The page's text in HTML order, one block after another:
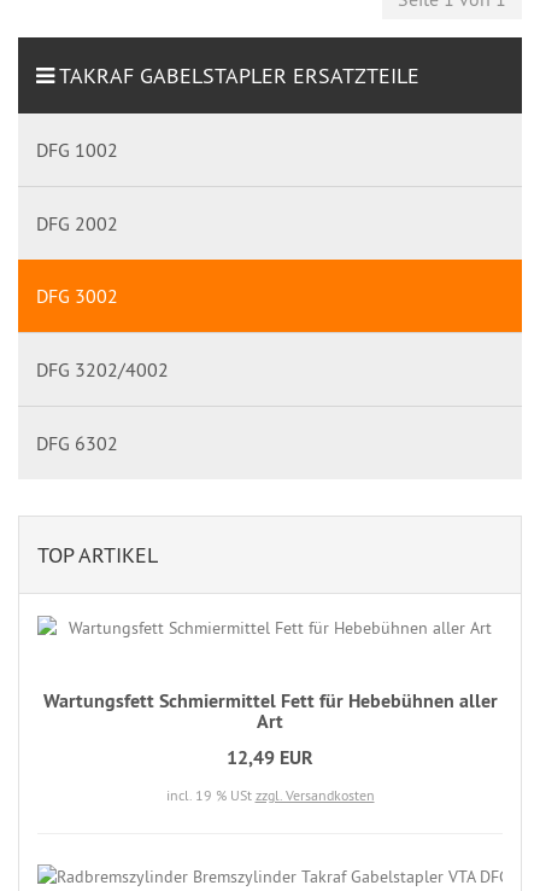
TAKRAF GABELSTAPLER ERSATZTEILE
DFG 1002
DFG 2002
DFG 3002
DFG 3202/4002
DFG 6302
TOP ARTIKEL
Wartungsfett Schmiermittel Fett für Hebebühnen aller
Art
12,49 EUR
incl. 19 % USt zzgl. Versandkosten